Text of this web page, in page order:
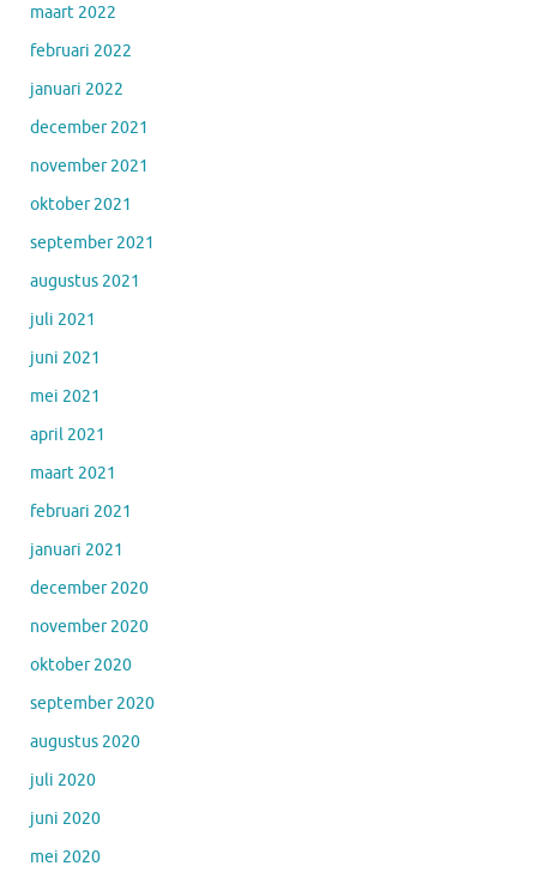
maart 2022
februari 2022
januari 2022
december 2021
november 2021
oktober 2021
september 2021
augustus 2021
juli 2021
juni 2021
mei 2021
april 2021
maart 2021
februari 2021
januari 2021
december 2020
november 2020
oktober 2020
september 2020
augustus 2020
juli 2020
juni 2020
mei 2020